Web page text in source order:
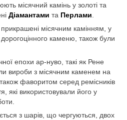
місячний камінь у золоті та
Діамантами та Перлами.
місячним камінням, у
каменю, також були
епохи ар-нуво, такі як Рене
вироби з місячним каменем на
фаворитом серед ремісників
які використовували його у
з шарів, що чергуються, двох